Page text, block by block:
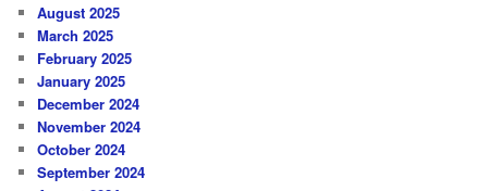
August 2025
March 2025
February 2025
January 2025
December 2024
November 2024
October 2024
September 2024